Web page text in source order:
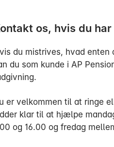
os, hvis du
du mistrives, hvad
du som kunde i AP
er velkommen til at ringe
klar til at hjælpe
og 16.00 og fredag